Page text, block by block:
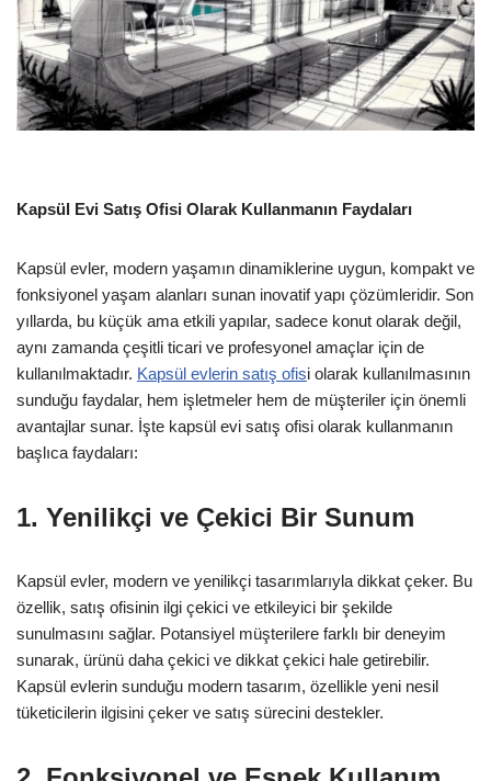
Kapsül Evi Satış Ofisi Olarak Kullanmanın Faydaları
Kapsül evler, modern yaşamın dinamiklerine uygun, kompakt ve
fonksiyonel yaşam alanları sunan inovatif yapı çözümleridir. Son
yıllarda, bu küçük ama etkili yapılar, sadece konut olarak değil,
aynı zamanda çeşitli ticari ve profesyonel amaçlar için de
kullanılmaktadır. Kapsül evlerin satış ofisi olarak kullanılmasının
sunduğu faydalar, hem işletmeler hem de müşteriler için önemli
avantajlar sunar. İşte kapsül evi satış ofisi olarak kullanmanın
başlıca faydaları:
1. Yenilikçi ve Çekici Bir Sunum
Kapsül evler, modern ve yenilikçi tasarımlarıyla dikkat çeker. Bu
özellik, satış ofisinin ilgi çekici ve etkileyici bir şekilde
sunulmasını sağlar. Potansiyel müşterilere farklı bir deneyim
sunarak, ürünü daha çekici ve dikkat çekici hale getirebilir.
Kapsül evlerin sunduğu modern tasarım, özellikle yeni nesil
tüketicilerin ilgisini çeker ve satış sürecini destekler.